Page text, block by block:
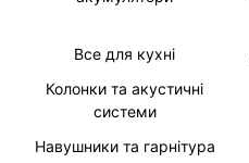
Все для кухні
Колонки та акустичні
системи
Навушники та гарнітура